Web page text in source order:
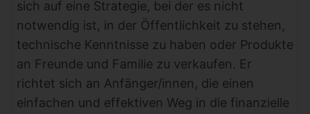
sich auf eine Strategie, bei der es nicht
notwendig ist, in der Öffentlichkeit zu stehen,
technische Kenntnisse zu haben oder Produkte
an Freunde und Familie zu verkaufen. Er
richtet sich an Anfänger/innen, die einen
einfachen und effektiven Weg in die finanzielle